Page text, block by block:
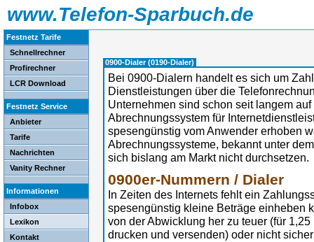
www.Telefon-Sparbuch.de
Festnetz Tarife
Schnellrechner
Profirechner
LCR Download
Festnetz Service
Anbieter
Tarife
Nachrichten
Vanity Rechner
Informationen
Infobox
Lexikon
Kontakt
0900-Dialer (0190-Dialer)
Bei 0900-Dialern handelt es sich um
Dienstleistungen über die
Unternehmen sind schon seit langem
Abrechnungssystem für
spesengünstig vom Anwender erhoben
Abrechnungssysteme, bekannt unter
sich bislang am Markt nicht durchsetzen.
0900er-Nummern / Dialer
In Zeiten des Internets fehlt ein
spesengünstig kleine Beträge einheben
von der Abwicklung her zu teuer (für
drucken und versenden) oder nicht